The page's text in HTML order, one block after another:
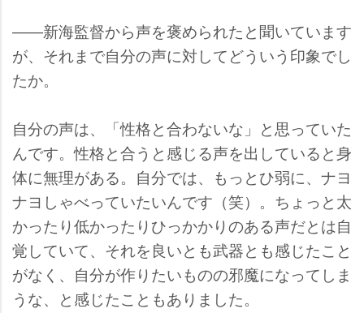
――新海監督から声を褒められたと聞いています
が、それまで自分の声に対してどういう印象でし
たか。
自分の声は、「性格と合わないな」と思っていた
んです。性格と合うと感じる声を出していると身
体に無理がある。自分では、もっとひ弱に、ナヨ
ナヨしゃべっていたいんです（笑）。ちょっと太
かったり低かったりひっかかりのある声だとは自
覚していて、それを良いとも武器とも感じたこと
がなく、自分が作りたいものの邪魔になってしま
うな、と感じたこともありました。